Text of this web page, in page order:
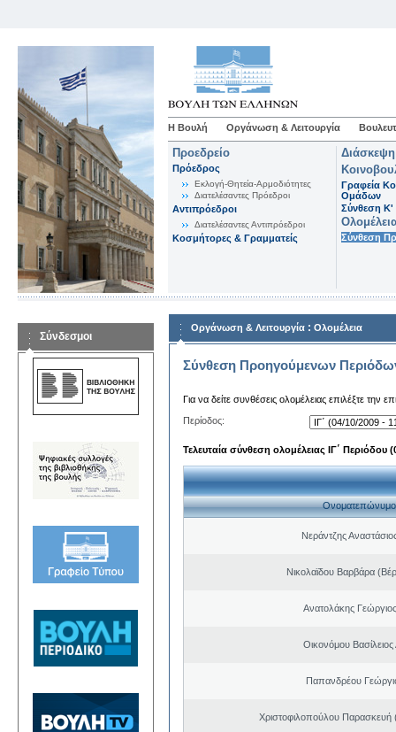
Η Βουλή Οργάνωση & Λειτουργία
Προεδρείο
Πρόεδρος
Εκλογή-Θητεία-Αρμοδιότητες
Διατελέσαντες Πρόεδροι
Αντιπρόεδροι
Διατελέσαντες Αντιπρόεδροι
Κοσμήτορες & Γραμματείς
Γραφεία
Ομάδων
Σύνθεση K'
Σύνθεση
Σύνδεσμοι
Οργάνωση & Λειτουργία : Ολομέλεια
Σύνθεση Προηγούμενων
Για να δείτε συνθέσεις ολομέλειας επιλέξτε την
Περίοδος:
Τελευταία σύνθεση ολομέλειας ΙΓ΄ Περιόδου
Ονοματεπώνυμο
Νεράντζης
Νικολαϊδου Βαρβάρα
Ανατολάκης
Οικονόμου
Παπανδρέου
Χριστοφιλοπούλου Παρασκευή